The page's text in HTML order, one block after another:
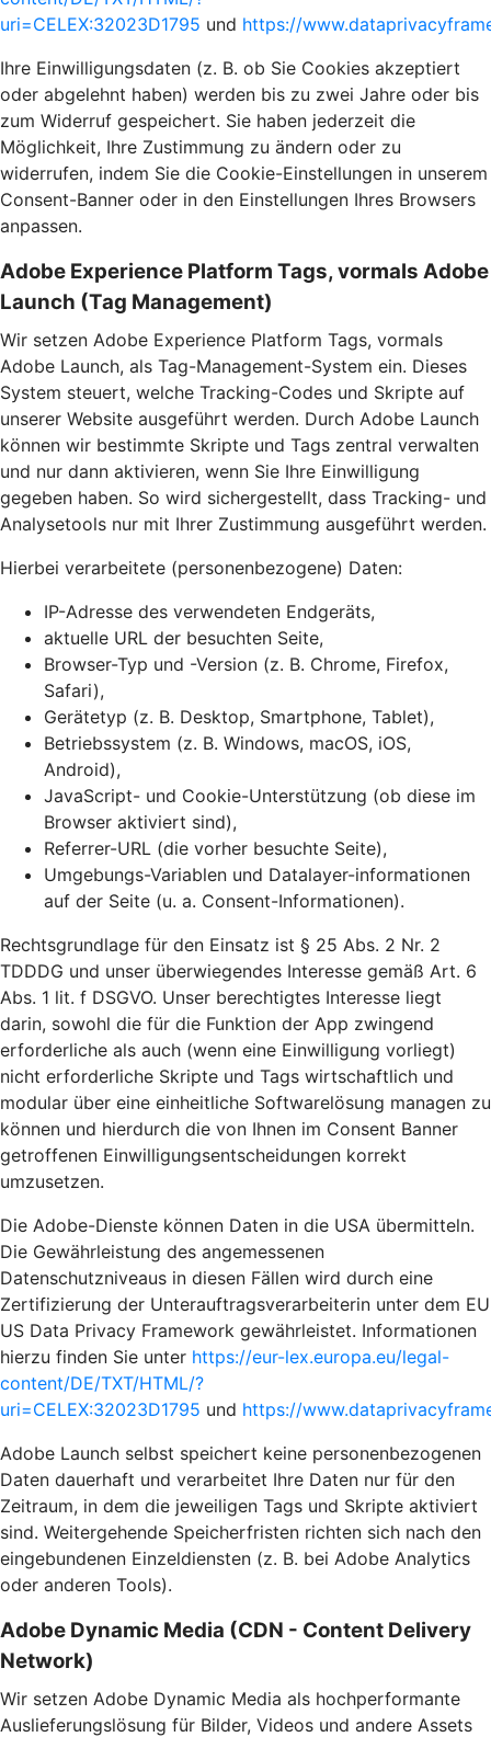
uri=CELEX:32023D1795 und https://
Ihre Einwilligungsdaten (z. B. ob Sie Cookies akzeptiert
oder abgelehnt haben) werden bis zu zwei Jahre oder bis
zum Widerruf gespeichert. Sie haben jederzeit die
Möglichkeit, Ihre Zustimmung zu ändern oder zu
widerrufen, indem Sie die Cookie-Einstellungen in unserem
Consent-Banner oder in den Einstellungen Ihres Browsers
anpassen.
Adobe Experience Platform Tags, vormals Adobe
Launch (Tag Management)
Wir setzen Adobe Experience Platform Tags, vormals
Adobe Launch, als Tag-Management-System ein. Dieses
System steuert, welche Tracking-Codes und Skripte auf
unserer Website ausgeführt werden. Durch Adobe Launch
können wir bestimmte Skripte und Tags zentral verwalten
und nur dann aktivieren, wenn Sie Ihre Einwilligung
gegeben haben. So wird sichergestellt, dass Tracking- und
Analysetools nur mit Ihrer Zustimmung ausgeführt werden.
Hierbei verarbeitete (personenbezogene) Daten:
IP-Adresse des verwendeten Endgeräts,
aktuelle URL der besuchten Seite,
Browser-Typ und -Version (z. B. Chrome, Firefox,
Safari),
Gerätetyp (z. B. Desktop, Smartphone, Tablet),
Betriebssystem (z. B. Windows, macOS, iOS,
Android),
JavaScript- und Cookie-Unterstützung (ob diese im
Browser aktiviert sind),
Referrer-URL (die vorher besuchte Seite),
Umgebungs-Variablen und Datalayer-informationen
auf der Seite (u. a. Consent-Informationen).
Rechtsgrundlage für den Einsatz ist § 25 Abs. 2 Nr. 2
TDDDG und unser überwiegendes Interesse gemäß Art. 6
Abs. 1 lit. f DSGVO. Unser berechtigtes Interesse liegt
darin, sowohl die für die Funktion der App zwingend
erforderliche als auch (wenn eine Einwilligung vorliegt)
nicht erforderliche Skripte und Tags wirtschaftlich und
modular über eine einheitliche Softwarelösung managen zu
können und hierdurch die von Ihnen im Consent Banner
getroffenen Einwilligungsentscheidungen korrekt
umzusetzen.
Die Adobe-Dienste können Daten in die USA übermitteln.
Die Gewährleistung des angemessenen
Datenschutzniveaus in diesen Fällen wird durch eine
Zertifizierung der Unterauftragsverarbeiterin unter dem EU
US Data Privacy Framework gewährleistet. Informationen
hierzu finden Sie unter https://eur-lex.europa.eu/legal-
content/DE/TXT/HTML/?
uri=CELEX:32023D1795 und https://
Adobe Launch selbst speichert keine personenbezogenen
Daten dauerhaft und verarbeitet Ihre Daten nur für den
Zeitraum, in dem die jeweiligen Tags und Skripte aktiviert
sind. Weitergehende Speicherfristen richten sich nach den
eingebundenen Einzeldiensten (z. B. bei Adobe Analytics
oder anderen Tools).
Adobe Dynamic Media (CDN - Content Delivery
Network)
Wir setzen Adobe Dynamic Media als hochperformante
Auslieferungslösung für Bilder, Videos und andere Assets